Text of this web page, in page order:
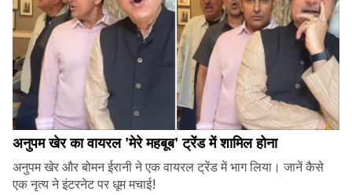
अनुपम खेर का वायरल 'मेरे महबूब' ट्रेंड में शामिल होना
अनुपम खेर और बोमन ईरानी ने एक वायरल ट्रेंड में भाग लिया। जानें कैसे
एक नृत्य ने इंटरनेट पर धूम मचाई!